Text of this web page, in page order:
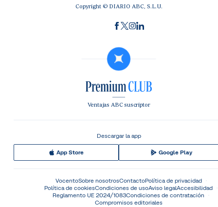
Copyright © DIARIO ABC, S.L.U.
Ventajas ABC suscriptor
Descargar la app
App Store Google Play
VocentoSobre nosotrosContactoPolítica de privacidad
Política de cookiesCondiciones de usoAviso legalAccesibilidad
Reglamento UE 2024/1083Condiciones de contratación
Compromisos editoriales